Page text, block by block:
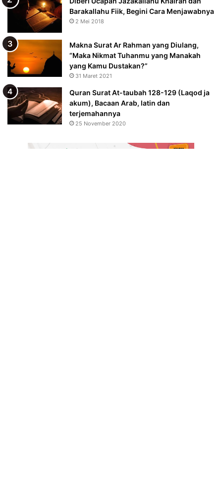
Barakallahu Fiik, Begini Cara Menjawabnya
2 Mei 2018
Makna Surat Ar Rahman yang Diulang,
“Maka Nikmat Tuhanmu yang Manakah
yang Kamu Dustakan?”
31 Maret 2021
Quran Surat At-taubah 128-129 (Laqod ja
akum), Bacaan Arab, latin dan
terjemahannya
25 November 2020